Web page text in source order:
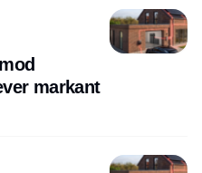
markant